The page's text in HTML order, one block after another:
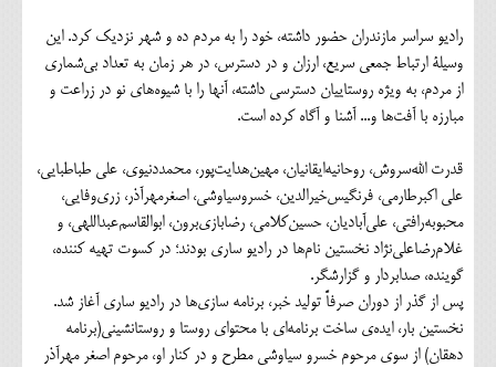
رادیو سراسر مازندران حضور داشته، خود را به مردم ده و شهر نزدیک کرد. این
وسیلۀ ارتباط جمعی سریع، ارزان و در دسترس، در هر زمان به تعداد بی‌شماری
از مردم، به ویژه روستاییان دسترسی داشته، آنها را با شیوه‌های نو در زراعت و
مبارزه با آفت‌ها و... آشنا و آگاه کرده است.
قدرت الله‌سروش، روحانیه‌ایقانیان، مهین‌هدایت‌پور، محمددنیوی، علی طباطبایی،
علی اکبرطارمی، فرنگیس‌خیرالدین، خسروسیاوشی، اصغرمهرآذر، زری‌وفایی،
محبوبه‌رافتی، علی‌آبادیان، حسین‌کلامی، رضابازی‌برون، ابوالقاسم‌عبداللهی، و
غلام‌رضاعلی‌نژاد نخستین نام‌ها در رادیو ساری بودند؛ در کسوت تهیه کننده،
گوینده، صدابردار و گزارشگر.
پس از گذر از دوران صرفاً تولید خبر، برنامه سازی‌ها در رادیو ساری آغاز شد.
نخستین بار، ایده‌ی ساخت برنامه‌ای با محتوای روستا و روستانشینی(برنامه
دهقان) از سوی مرحوم خسرو سیاوشی مطرح و در کنار او، مرحوم اصغر مهرآذر